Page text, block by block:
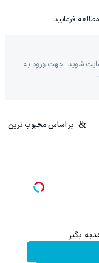
فرمایید.
سایت شوید. جهت ورود به
بر اساس محبوب ترین